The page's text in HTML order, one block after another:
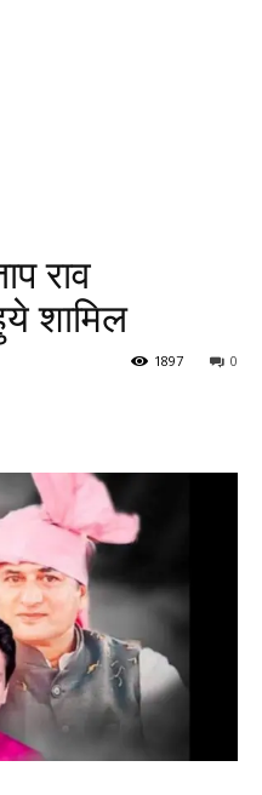
राव
शामिल
0
1897